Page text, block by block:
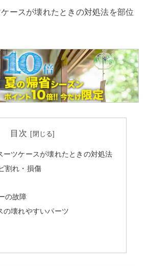
ースが壊れたときの対処法を部位
目次
ーツケースが壊れたときの対処法
割れ・損傷
の故障
の壊れやすいパーツ